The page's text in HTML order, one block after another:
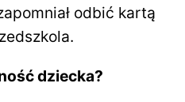
odbić kartą
dziecka?